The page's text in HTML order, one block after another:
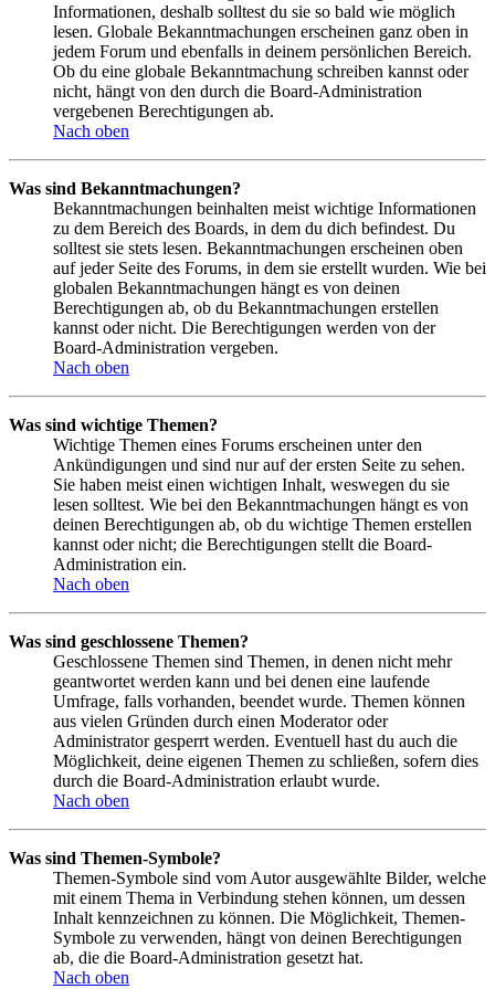
Informationen, deshalb solltest du sie so bald wie möglich
lesen. Globale Bekanntmachungen erscheinen ganz oben in
jedem Forum und ebenfalls in deinem persönlichen Bereich.
Ob du eine globale Bekanntmachung schreiben kannst oder
nicht, hängt von den durch die Board-Administration
vergebenen Berechtigungen ab.
Nach oben
Was sind Bekanntmachungen?
Bekanntmachungen beinhalten meist wichtige Informationen
zu dem Bereich des Boards, in dem du dich befindest. Du
solltest sie stets lesen. Bekanntmachungen erscheinen oben
auf jeder Seite des Forums, in dem sie erstellt wurden. Wie bei
globalen Bekanntmachungen hängt es von deinen
Berechtigungen ab, ob du Bekanntmachungen erstellen
kannst oder nicht. Die Berechtigungen werden von der
Board-Administration vergeben.
Nach oben
Was sind wichtige Themen?
Wichtige Themen eines Forums erscheinen unter den
Ankündigungen und sind nur auf der ersten Seite zu sehen.
Sie haben meist einen wichtigen Inhalt, weswegen du sie
lesen solltest. Wie bei den Bekanntmachungen hängt es von
deinen Berechtigungen ab, ob du wichtige Themen erstellen
kannst oder nicht; die Berechtigungen stellt die Board-
Administration ein.
Nach oben
Was sind geschlossene Themen?
Geschlossene Themen sind Themen, in denen nicht mehr
geantwortet werden kann und bei denen eine laufende
Umfrage, falls vorhanden, beendet wurde. Themen können
aus vielen Gründen durch einen Moderator oder
Administrator gesperrt werden. Eventuell hast du auch die
Möglichkeit, deine eigenen Themen zu schließen, sofern dies
durch die Board-Administration erlaubt wurde.
Nach oben
Was sind Themen-Symbole?
Themen-Symbole sind vom Autor ausgewählte Bilder, welche
mit einem Thema in Verbindung stehen können, um dessen
Inhalt kennzeichnen zu können. Die Möglichkeit, Themen-
Symbole zu verwenden, hängt von deinen Berechtigungen
ab, die die Board-Administration gesetzt hat.
Nach oben